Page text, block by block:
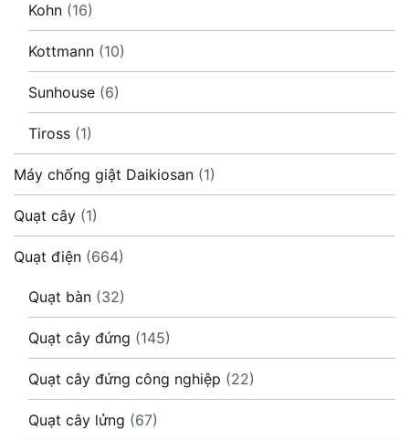
Kohn (16)
Kottmann (10)
Sunhouse (6)
Tiross (1)
Máy chống giật Daikiosan (1)
Quạt cây (1)
Quạt điện (664)
Quạt bàn (32)
Quạt cây đứng (145)
Quạt cây đứng công nghiệp (22)
Quạt cây lửng (67)